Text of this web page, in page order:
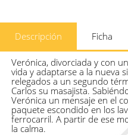
Descripción Ficha
Verónica, divorciada y con
vida y adaptarse a la nueva
relegados a un segundo
Carlos su masajista.
Verónica un mensaje en el
paquete escondido en los
ferrocarril. A partir de ese
la calma.